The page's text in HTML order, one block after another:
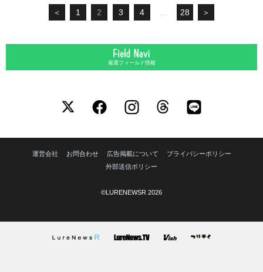
＜ 1 2 3 4 28 ＞
厳選フィールド情報
運営会社 お問合わせ 広告掲載について
プライバシーポリシー
外部送信ポリシー
©LURENEWSR 2026